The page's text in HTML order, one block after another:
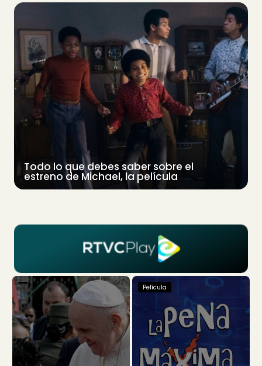
Todo lo que debes saber sobre el
estreno de Michael, la película
Película